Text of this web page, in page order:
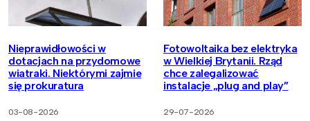
Nieprawidłowości w
dotacjach na przydomowe
wiatraki. Niektórymi zajmie
się prokuratura
03-08-2026
Fotowoltaika bez elektryka
w Wielkiej Brytanii. Rząd
chce zalegalizować
instalacje „plug and play”
29-07-2026